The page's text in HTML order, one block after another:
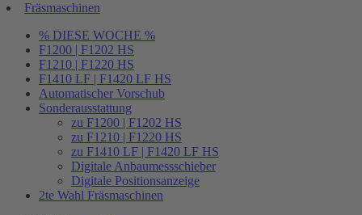
Fräsmaschinen
% DIESE WOCHE %
F1200 | F1202 HS
F1210 | F1220 HS
F1410 LF | F1420 LF HS
Automatischer Vorschub
Sonderausstattung
zu F1200 | F1202 HS
zu F1210 | F1220 HS
zu F1410 LF | F1420 LF HS
Digitale Anbaumessschieber
Digitale Positionsanzeige
2te Wahl Fräsmaschinen